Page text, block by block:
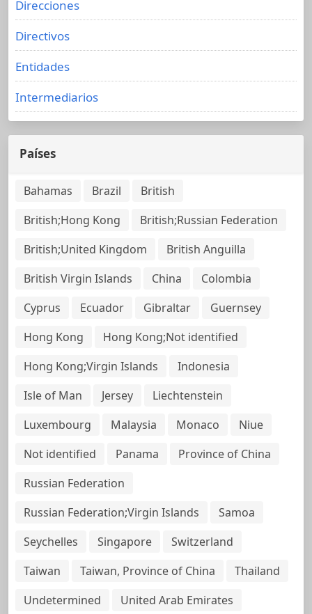
Direcciones
Directivos
Entidades
Intermediarios
Países
Bahamas Brazil
British
British;Hong Kong
British;Russian Federation
British;United Kingdom
British Anguilla
British Virgin Islands
China
Colombia
Cyprus
Ecuador Gibraltar
Guernsey
Hong Kong
Hong Kong;Not identified
Hong Kong;Virgin Islands
Indonesia
Isle of Man
Jersey
Liechtenstein
Luxembourg
Malaysia Monaco
Niue
Not identified
Panama
Province of China
Russian Federation
Russian Federation;Virgin Islands
Samoa
Seychelles
Singapore
Switzerland
Taiwan
Taiwan, Province of China
Thailand
Undetermined
United Arab Emirates